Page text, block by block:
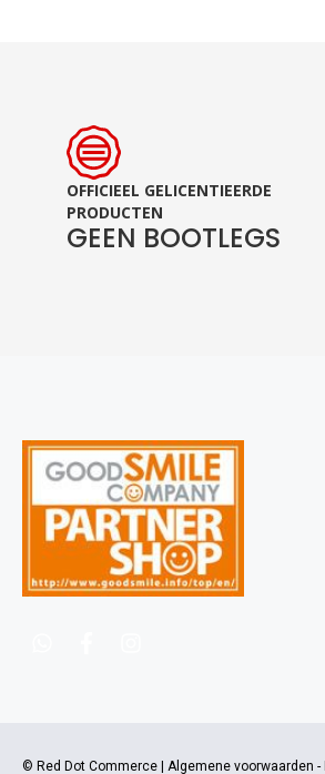
OFFICIEEL GELICENTIEERDE
PRODUCTEN
GEEN BOOTLEGS
© Red Dot Commerce | Algemene voorwaarden -